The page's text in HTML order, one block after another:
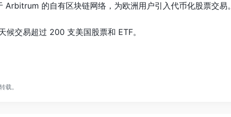
的自有区块链网络，为欧洲用户引入代币化股票交易。
交易超过 200 支美国股票和 ETF。
载。